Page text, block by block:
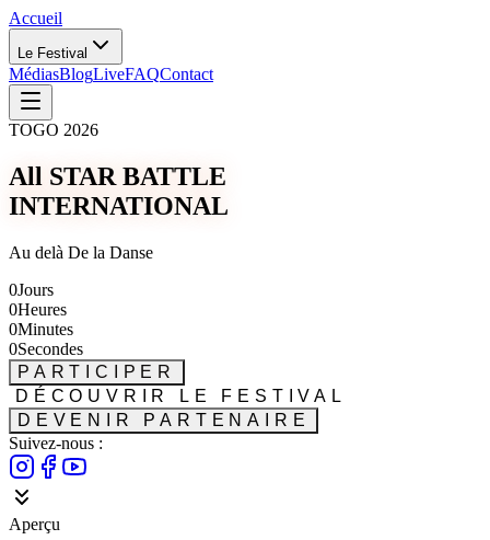
Accueil
Le Festival
MédiasBlogLiveFAQContact
TOGO 2026
All STAR BATTLE
INTERNATIONAL
Au delà De la Danse
0Jours
0Heures
0Minutes
0Secondes
PARTICIPER
DÉCOUVRIR LE FESTIVAL
DEVENIR PARTENAIRE
Suivez-nous :
Aperçu